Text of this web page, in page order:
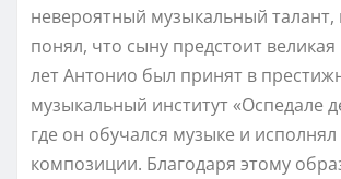
невероятный музыкальный талант,
понял, что сыну предстоит
лет Антонио был принят в
музыкальный институт «Оспедале
где он обучался музыке и
композиции. Благодаря этому